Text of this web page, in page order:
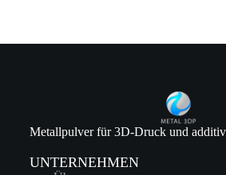
Metallpulver für 3D-Druck und
UNTERNEHMEN